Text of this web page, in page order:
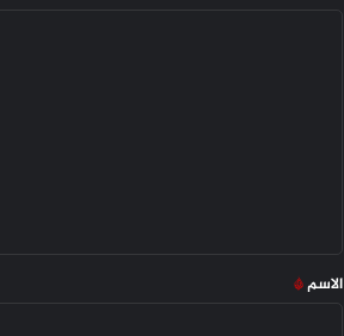
*
الاسم*